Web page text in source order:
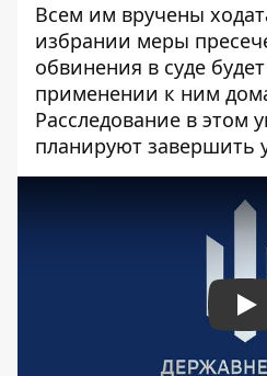
Всем им вручены
избрании меры
обвинения в суде
применении к ним
Расследование в этом
планируют завершить